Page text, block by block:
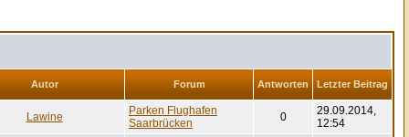
Autor Forum Antworten Letzter Beitrag
Lawine
Parken Flughafen
Saarbrücken
0
29.09.2014,
12:54